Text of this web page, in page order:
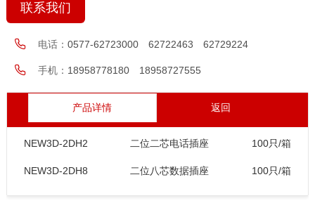
联系我们
电话： 0577-62723000 62722463 62729224
手机： 18958778180 18958727555
产品详情 返回
NEW3D-2DH2 二位二芯电话插座 100只/箱
NEW3D-2DH8 二位八芯数据插座 100只/箱